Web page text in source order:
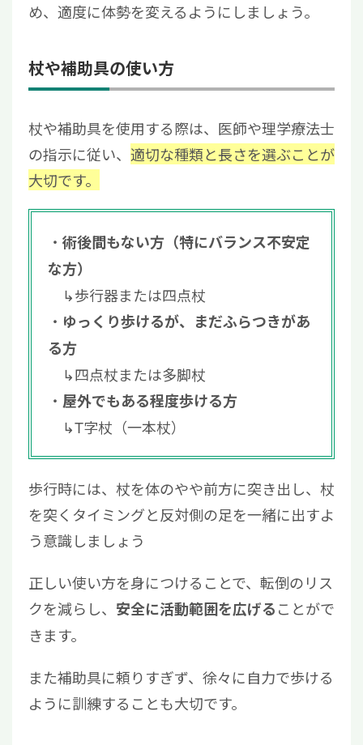
め、適度に体勢を変えるようにしましょう。
杖や補助具の使い方
杖や補助具を使用する際は、医師や理学療法士
の指示に従い、 適切な種類と長さを選ぶことが
大切です。
術後間もない方（特にバランス不安定
な方）
↳歩行器または四点杖
ゆっくり歩けるが、まだふらつきがあ
る方
↳四点杖または多脚杖
屋外でもある程度歩ける方
↳T字杖（一本杖）
歩行時には、杖を体のやや前方に突き出し、杖
を突くタイミングと反対側の足を一緒に出すよ
う意識しましょう
正しい使い方を身につけることで、転倒のリス
クを減らし、 安全に活動範囲を広げることがで
きます。
また補助具に頼りすぎず、徐々に自力で歩ける
ように訓練することも大切です。